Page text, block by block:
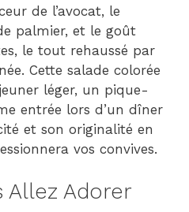
de l’avocat, le
palmier, et le goût
le tout rehaussé par
Cette salade colorée
léger, un pique-
entrée lors d’un dîner
et son originalité en
vos convives.
Allez Adorer